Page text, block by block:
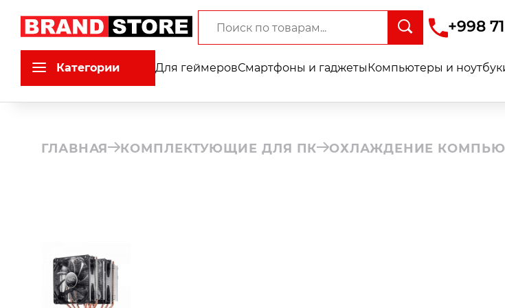
+998
Категории Для геймеровСмартфоны и гаджетыКомпьютеры и
ГЛАВНАЯ КОМПЛЕКТУЮЩИЕ ДЛЯ ПК ОХЛАЖДЕНИЕ